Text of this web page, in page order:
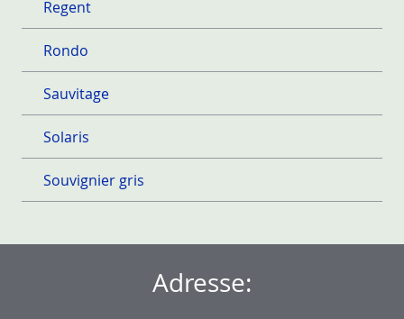
Regent
Rondo
Sauvitage
Solaris
Souvignier gris
Adresse: